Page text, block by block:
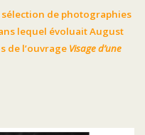
de photographies
lequel évoluait August
de l’ouvrage Visage d’une